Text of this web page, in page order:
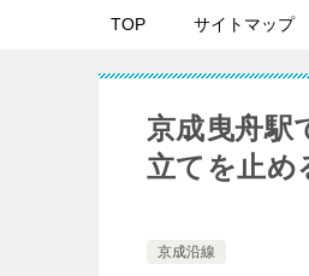
TOP サイトマップ
京成曳舟駅
立てを止め
京成沿線